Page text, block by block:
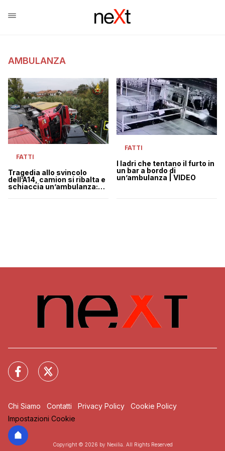
AMBULANZA
FATTI
Tragedia allo svincolo
dell’A14, camion si ribalta e
schiaccia un’ambulanza:
FATTI
I ladri che tentano il furto in
un bar a bordo di
un’ambulanza | VIDEO
Chi Siamo Contatti Privacy Policy
Cookie Policy
Impostazioni Cookie
Copyright © 2026 by Nexilia. All Rights Reserved